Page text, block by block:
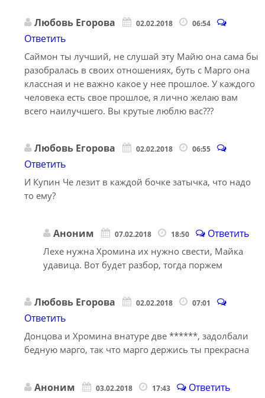
Любовь Егорова 02.02.2018 06:54
Ответить
Саймон ты лучший, не слушай эту Майю она сама бы
разобралась в своих отношениях, буть с Марго она
классная и не важно какое у нее прошлое. У каждого
человека есть свое прошлое, я лично желаю вам
всего наилучшего. Вы крутые люблю вас???
Любовь Егорова 02.02.2018 06:55
Ответить
И Купин Че лезит в каждой бочке затычка, что надо
то ему?
Аноним 07.02.2018 18:50 Ответить
Лехе нужна Хромина их нужно свести, Майка
удавица. Вот будет разбор, тогда поржем
Любовь Егорова 02.02.2018 07:01
Ответить
Донцова и Хромина внатуре две ******, задолбали
бедную марго, так что марго держись ты прекрасна
Аноним 03.02.2018 17:43 Ответить